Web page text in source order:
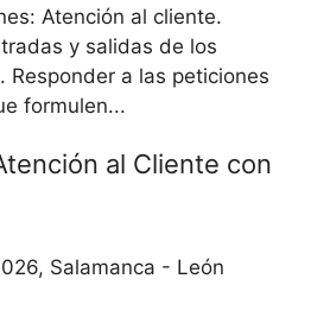
Atención al cliente.
y salidas de los
Responder a las peticiones
formulen...
al Cliente con
Salamanca - León